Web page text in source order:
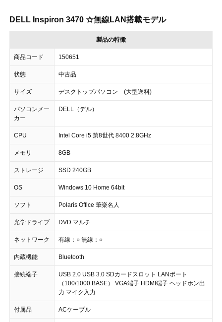
DELL Inspiron 3470 ☆無線LAN搭載モデル
製品の特徴
商品コード 150651
状態 中古品
サイズ デスクトップパソコン (大型送料)
パソコンメー
カー
DELL（デル）
CPU Intel Core i5 第8世代 8400 2.8GHz
メモリ 8GB
ストレージ SSD 240GB
OS Windows 10 Home 64bit
ソフト Polaris Office 筆楽名人
光学ドライブ DVD マルチ
ネットワーク 有線：○ 無線：○
内蔵機能 Bluetooth
接続端子
USB 2.0 USB 3.0 SDカードスロット LANポート
（100/1000 BASE） VGA端子 HDMI端子 ヘッドホン出
力 マイク入力
付属品 ACケーブル